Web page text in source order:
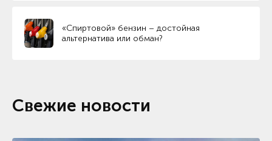
«Спиртовой» бензин – достойная
альтернатива или обман?
Свежие новости